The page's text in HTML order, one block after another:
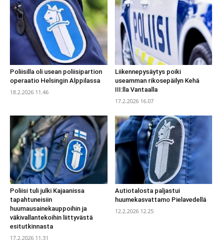
Poliisilla oli usean poliisipartion
operaatio Helsingin Alppilassa
18.2.2026 11.46
Liikennepysäytys poiki
useamman rikosepäilyn Kehä
III:lla Vantaalla
17.2.2026 16.07
Poliisi tuli julki Kajaanissa
tapahtuneisiin
huumausainekauppoihin ja
väkivallantekoihin liittyvästä
esitutkinnasta
17.2.2026 11.31
Autiotalosta paljastui
huumekasvattamo Pielavedellä
12.2.2026 12.25